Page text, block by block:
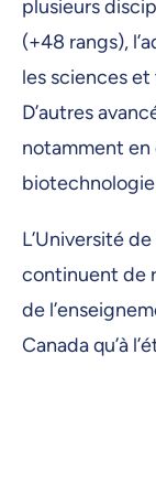
plusieurs
(+48 rangs),
les sciences
D’autres
notamment en
L’Université
continuent de
de
Canada qu’à